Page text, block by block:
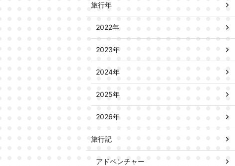
旅行年
2022年
2023年
2024年
2025年
2026年
旅行記
アドベンチャー